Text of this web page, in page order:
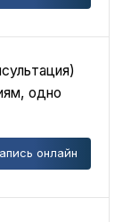
одно
онлайн